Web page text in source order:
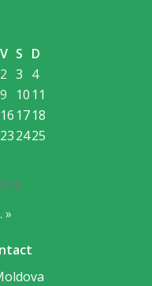
V S D
2 3 4
9 10 11
16 1718
232425
»